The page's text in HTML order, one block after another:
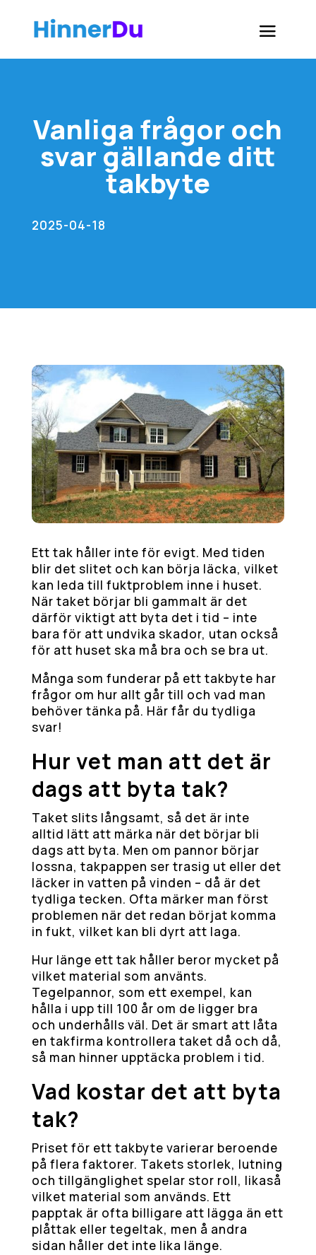
Vanliga frågor och
svar gällande ditt
takbyte
2025-04-18
Ett tak håller inte för evigt. Med tiden
blir det slitet och kan börja läcka, vilket
kan leda till fuktproblem inne i huset.
När taket börjar bli gammalt är det
därför viktigt att byta det i tid – inte
bara för att undvika skador, utan också
för att huset ska må bra och se bra ut.
Många som funderar på ett takbyte har
frågor om hur allt går till och vad man
behöver tänka på. Här får du tydliga
svar!
Hur vet man att det är
dags att byta tak?
Taket slits långsamt, så det är inte
alltid lätt att märka när det börjar bli
dags att byta. Men om pannor börjar
lossna, takpappen ser trasig ut eller det
läcker in vatten på vinden – då är det
tydliga tecken. Ofta märker man först
problemen när det redan börjat komma
in fukt, vilket kan bli dyrt att laga.
Hur länge ett tak håller beror mycket på
vilket material som använts.
Tegelpannor, som ett exempel, kan
hålla i upp till 100 år om de ligger bra
och underhålls väl. Det är smart att låta
en takfirma kontrollera taket då och då,
så man hinner upptäcka problem i tid.
Vad kostar det att byta
tak?
Priset för ett takbyte varierar beroende
på flera faktorer. Takets storlek, lutning
och tillgänglighet spelar stor roll, likaså
vilket material som används. Ett
papptak är ofta billigare att lägga än ett
plåttak eller tegeltak, men å andra
sidan håller det inte lika länge.